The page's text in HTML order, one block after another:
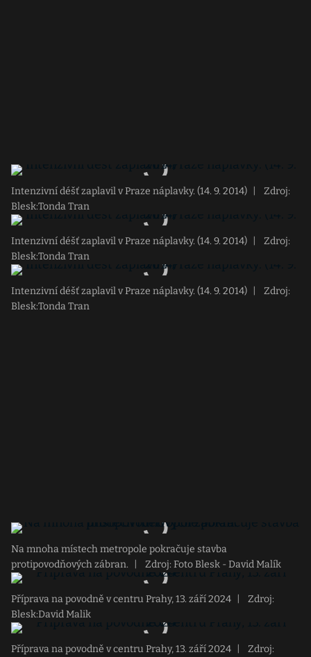
Intenzivní déšť zaplavil v Praze náplavky. (14. 9. 2014)
Zdroj:
Blesk:Tonda Tran
Intenzivní déšť zaplavil v Praze náplavky. (14. 9. 2014)
Zdroj:
Blesk:Tonda Tran
Intenzivní déšť zaplavil v Praze náplavky. (14. 9. 2014)
Zdroj:
Blesk:Tonda Tran
Na mnoha místech metropole pokračuje stavba
protipovodňových zábran.
Zdroj: Foto Blesk - David Malík
Příprava na povodně v centru Prahy, 13. září 2024
Zdroj:
Blesk:David Malik
Příprava na povodně v centru Prahy, 13. září 2024 Zdroj: